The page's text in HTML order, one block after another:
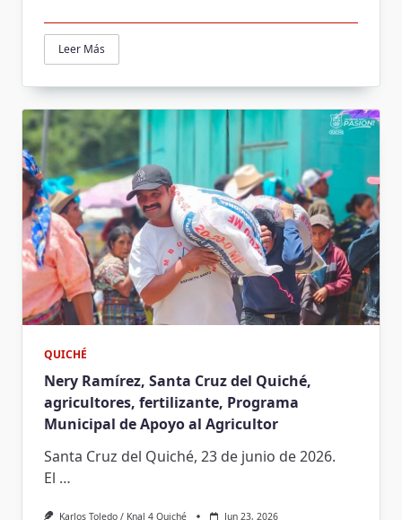
Leer Más
QUICHÉ
Nery Ramírez, Santa Cruz del Quiché,
agricultores, fertilizante, Programa
Municipal de Apoyo al Agricultor
Santa Cruz del Quiché, 23 de junio de 2026.
El …
Karlos Toledo / Knal 4 Quiché Jun 23, 2026